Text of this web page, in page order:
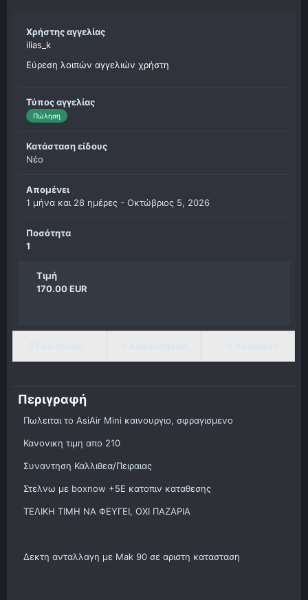
Χρήστης αγγελίας
ilias_k
Εύρεση λοιπών αγγελιών χρήστη
Τύπος αγγελίας
Πώληση
Κατάσταση είδους
Νέο
Απομένει
1 μήνα και 28 ημέρες - Οκτώβριος 5, 2026
Ποσότητα
1
Τιμή
170.00 EUR
Περιγραφή
Πωλειται το AsiAir Mini καινουργιο, σφραγισμενο
Κανονικη τιμη απο 210
Συναντηση Καλλιθεα/Πειραιας
Στελνω με boxnow +5Ε κατοπιν καταθεσης
ΤΕΛΙΚΗ ΤΙΜΗ ΝΑ ΦΕΥΓΕΙ, ΟΧΙ ΠΑΖΑΡΙΑ
Δεκτη ανταλλαγη με Mak 90 σε αριστη κατασταση